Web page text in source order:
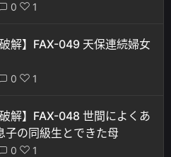
0 1
破解】FAX-049 天保連続婦女
0 1
破解】FAX-048 世間によくあ
子の同級生とできた母
0 1